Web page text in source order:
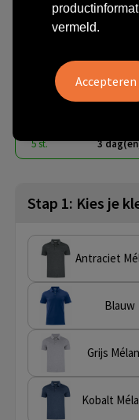
Cutter &
Heren
€ 27,23 vanafexcl. btw
5 st.
3
Stap 1: Kies je
Blauw
Grijs
Kobalt
vermeld.